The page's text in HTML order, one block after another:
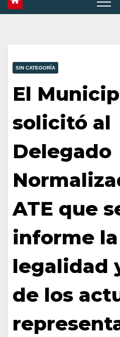
SIN CATEGORÍA
El
solicitó al
Delegado
ATE que
informe la
legalidad
de los